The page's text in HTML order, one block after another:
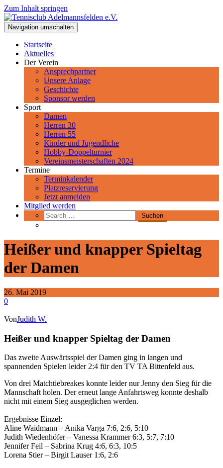
Zum Inhalt springen
Tennisclub Adelmannsfelden e.V.
Spiel, Satz und Sieg! Herzlich Willkommen beim Tennisclub
Adelmannsfelden im schwäbischen Ostalbkreis.
Navigation umschalten
Startseite
Aktuelles
Der Verein
Ansprechpartner
Unsere Anlage
Geschichte
Sponsor werden
Sport
Damen
Herren 30
Herren 55
Kinder und Jugendliche
Hobby-Doppelturnier
Vereinsmeisterschaften 2024
Termine
Terminkalender
Platzreservierung
Jetzt anmelden
Mitglied werden
Heißer und knapper Spieltag
der Damen
26. Mai 2019
0
VonJudith W.
Heißer und knapper Spieltag der Damen
Das zweite Auswärtsspiel der Damen ging in langen und
spannenden Spielen leider 2:4 für den TV TA Bittenfeld aus.
Von drei Matchtiebreakes konnte leider nur Jenny den Sieg für die
Mannschaft holen. Der erneut lange Anfahrtsweg konnte deshalb
nicht mit einem Sieg ausgeglichen werden.
Ergebnisse Einzel:
Aline Waidmann – Anika Varga 7:6, 2:6, 5:10
Judith Wiedenhöfer – Vanessa Krammer 6:3, 5:7, 7:10
Jennifer Feil – Sabrina Krug 4:6, 6:3, 10:5
Lorena Stier – Birgit Lauser 1:6, 2:6